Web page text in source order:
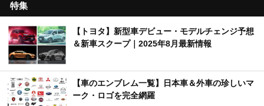
特集
【トヨタ】新型車デビュー・モデルチェンジ予想
＆新車スクープ｜2025年8月最新情報
【車のエンブレム一覧】日本車＆外車の珍しいマ
ーク・ロゴを完全網羅